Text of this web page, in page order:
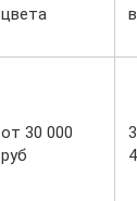
цвета
от 30 000
руб